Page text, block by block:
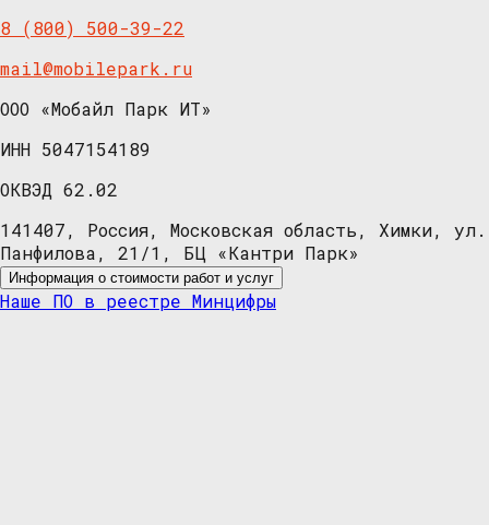
8 (800) 500-39-22
mail@mobilepark.ru
ООО «Мобайл Парк ИТ»
ИНН 5047154189
ОКВЭД 62.02
141407, Россия, Московская область, Химки, ул.
Панфилова, 21/1, БЦ «Кантри Парк»
Информация о стоимости работ и услуг
Наше ПО в реестре Минцифры